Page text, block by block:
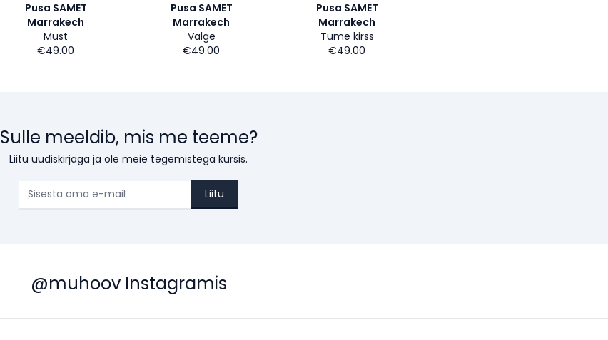
Pusa SAMET
Marrakech
Must
€49.00
Pusa SAMET
Marrakech
Valge
€49.00
Pusa SAMET
Marrakech
Tume kirss
€49.00
Sulle meeldib, mis me teeme?
Liitu uudiskirjaga ja ole meie tegemistega kursis.
Liitu
@muhoov Instagramis